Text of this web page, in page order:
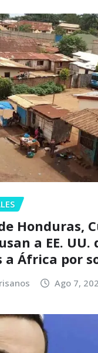
Honduras,
a EE. UU.
a África por
Ago 7,